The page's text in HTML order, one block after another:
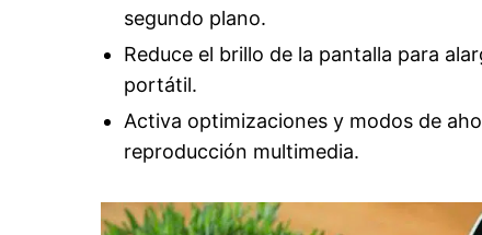
segundo plano.
Reduce el brillo de la pantalla para
portátil.
Activa optimizaciones y modos de
reproducción multimedia.